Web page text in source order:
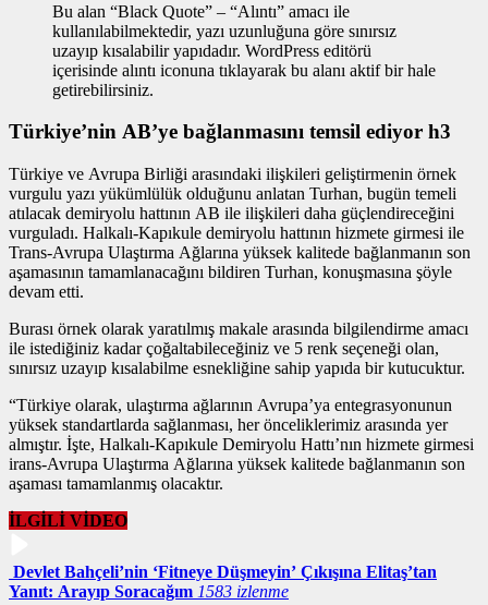
Bu alan “Black Quote” – “Alıntı” amacı ile
kullanılabilmektedir, yazı uzunluğuna göre sınırsız
uzayıp kısalabilir yapıdadır. WordPress editörü
içerisinde alıntı iconuna tıklayarak bu alanı aktif bir hale
getirebilirsiniz.
Türkiye’nin AB’ye bağlanmasını temsil ediyor h3
Türkiye ve Avrupa Birliği arasındaki ilişkileri geliştirmenin örnek
vurgulu yazı yükümlülük olduğunu anlatan Turhan, bugün temeli
atılacak demiryolu hattının AB ile ilişkileri daha güçlendireceğini
vurguladı. Halkalı-Kapıkule demiryolu hattının hizmete girmesi ile
Trans-Avrupa Ulaştırma Ağlarına yüksek kalitede bağlanmanın son
aşamasının tamamlanacağını bildiren Turhan, konuşmasına şöyle
devam etti.
Burası örnek olarak yaratılmış makale arasında bilgilendirme amacı
ile istediğiniz kadar çoğaltabileceğiniz ve 5 renk seçeneği olan,
sınırsız uzayıp kısalabilme esnekliğine sahip yapıda bir kutucuktur.
“Türkiye olarak, ulaştırma ağlarının Avrupa’ya entegrasyonunun
yüksek standartlarda sağlanması, her önceliklerimiz arasında yer
almıştır. İşte, Halkalı-Kapıkule Demiryolu Hattı’nın hizmete girmesi
irans-Avrupa Ulaştırma Ağlarına yüksek kalitede bağlanmanın son
aşaması tamamlanmış olacaktır.
İLGİLİ VİDEO
Devlet Bahçeli’nin ‘Fitneye Düşmeyin’ Çıkışına Elitaş’tan
Yanıt: Arayıp Soracağım 1583 izlenme